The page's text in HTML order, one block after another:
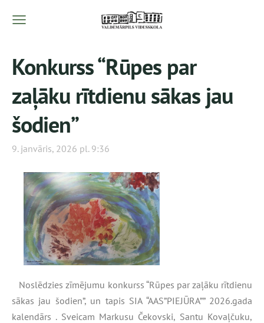
Konkurss “Rūpes par
zaļāku rītdienu sākas jau
šodien”
9. janvāris, 2026 pl. 9:36
Noslēdzies zīmējumu konkurss “Rūpes par zaļāku rītdienu
sākas jau šodien”, un tapis SIA “AAS”PIEJŪRA”” 2026.gada
kalendārs . Sveicam Markusu Čekovski, Santu Kovaļčuku,